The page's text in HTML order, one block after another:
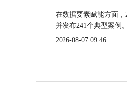
在数据要素赋能方面，
并发布241个典型案例。
2026-08-07 09:46